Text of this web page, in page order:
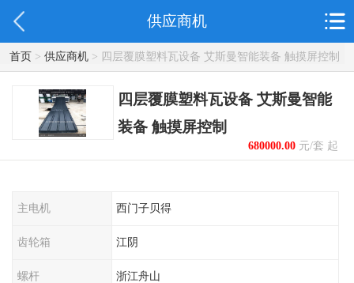
供应商机
首页> 供应商机> 四层覆膜塑料瓦设备 艾斯曼智能装备 触摸屏控制
四层覆膜塑料瓦设备 艾斯曼智能
装备 触摸屏控制
680000.00元/套 起
主电机 西门子贝得
齿轮箱 江阴
螺杆 浙江舟山